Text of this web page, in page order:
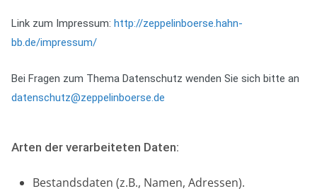
Link zum Impressum: http://zeppelinboerse.hahn-
bb.de/impressum/
Bei Fragen zum Thema Datenschutz wenden Sie sich bitte an
datenschutz@zeppelinboerse.de
Arten der verarbeiteten Daten:
Bestandsdaten (z.B., Namen, Adressen).